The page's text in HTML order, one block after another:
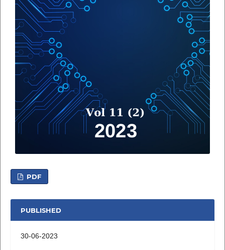
PDF
PUBLISHED
30-06-2023